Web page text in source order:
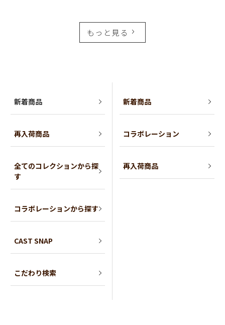
もっと見る
新着商品
再入荷商品
全てのコレクションから探
す
コラボレーションから探す
CAST SNAP
こだわり検索
新着商品
コラボレーション
再入荷商品